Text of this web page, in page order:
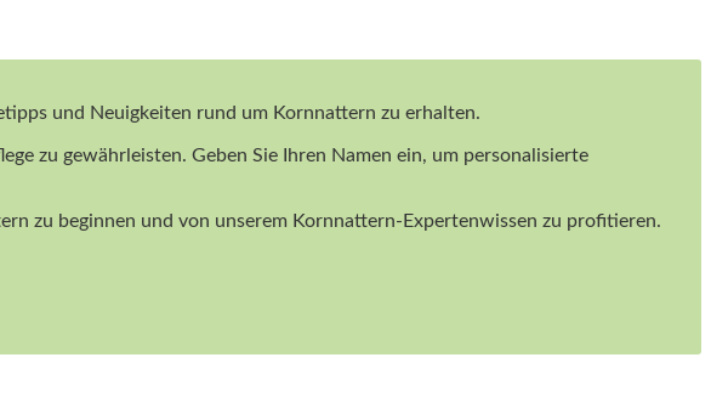
und Neuigkeiten rund um Kornnattern zu erhalten.
zu gewährleisten. Geben Sie Ihren Namen ein, um personalisierte
zu beginnen und von unserem Kornnattern-Expertenwissen zu profitieren.